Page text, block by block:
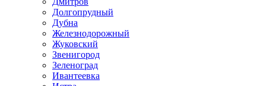
Долгопрудный
Дубна
Железнодорожный
Жуковский
Звенигород
Зеленоград
Ивантеевка